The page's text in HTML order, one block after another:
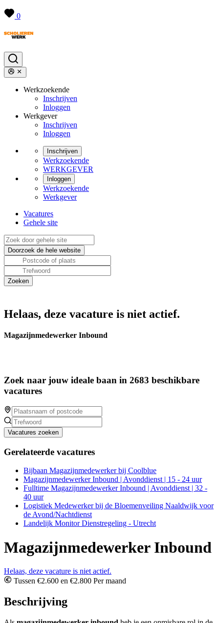
0
Werkzoekende
Inschrijven
Inloggen
Werkgever
Inschrijven
Inloggen
Inschrijven
Werkzoekende
WERKGEVER
Inloggen
Werkzoekende
Werkgever
Vacatures
Gehele site
Helaas, deze vacature is niet actief.
Magazijnmedewerker Inbound
Zoek naar jouw ideale baan in 2683 beschikbare
vacatures
Vacatures zoeken
Gerelateerde vacatures
Bijbaan Magazijnmedewerker bij Coolblue
Magazijnmedewerker Inbound | Avonddienst | 15 - 24 uur
Fulltime Magazijnmedewerker Inbound | Avonddienst | 32 -
40 uur
Logistiek Medewerker bij de Bloemenveiling Naaldwijk voor
de Avond/Nachtdienst
Landelijk Monitor Dienstregeling - Utrecht
Magazijnmedewerker Inbound
Helaas, deze vacature is niet actief.
Tussen €2.600 en €2.800 Per maand
Beschrijving